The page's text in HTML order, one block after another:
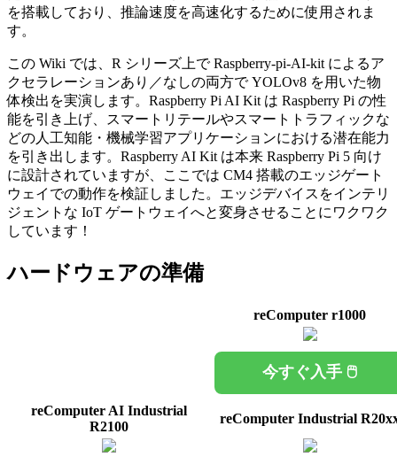
を搭載しており、推論速度を高速化するために使用されま
す。
この Wiki では、R シリーズ上で Raspberry-pi-AI-kit によるア
クセラレーションあり／なしの両方で YOLOv8 を用いた物
体検出を実演します。Raspberry Pi AI Kit は Raspberry Pi の性
能を引き上げ、スマートリテールやスマートトラフィックな
どの人工知能・機械学習アプリケーションにおける潜在能力
を引き出します。Raspberry AI Kit は本来 Raspberry Pi 5 向け
に設計されていますが、ここでは CM4 搭載のエッジゲート
ウェイでの動作を検証しました。エッジデバイスをインテリ
ジェントな IoT ゲートウェイへと変身させることにワクワク
しています！
ハードウェアの準備
reComputer r1000
今すぐ入手 🖱️
reComputer AI Industrial
R2100
reComputer Industrial